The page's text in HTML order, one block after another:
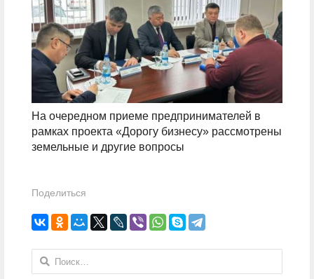
На очередном приеме предпринимателей в
рамках проекта «Дорогу бизнесу» рассмотрены
земельные и другие вопросы
Поделиться
Найти: